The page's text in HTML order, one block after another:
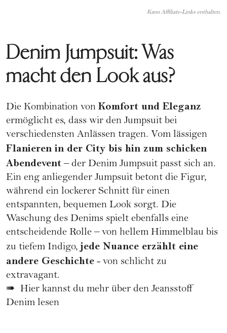
Kann Affiliate-Links enthalten.
Denim Jumpsuit: Was
macht den Look aus?
Die Kombination von Komfort und Eleganz
ermöglicht es, dass wir den Jumpsuit bei
verschiedensten Anlässen tragen. Vom lässigen
Flanieren in der City bis hin zum schicken
Abendevent– der Denim Jumpsuit passt sich an.
Ein eng anliegender Jumpsuit betont die Figur,
während ein lockerer Schnitt für einen
entspannten, bequemen Look sorgt. Die
Waschung des Denims spielt ebenfalls eine
entscheidende Rolle – von hellem Himmelblau bis
zu tiefem Indigo,jede Nuance erzählt eine
andere Geschichte - von schlicht zu
extravagant.
➠ Hier kannst du mehr über den Jeansstoff
Denim lesen